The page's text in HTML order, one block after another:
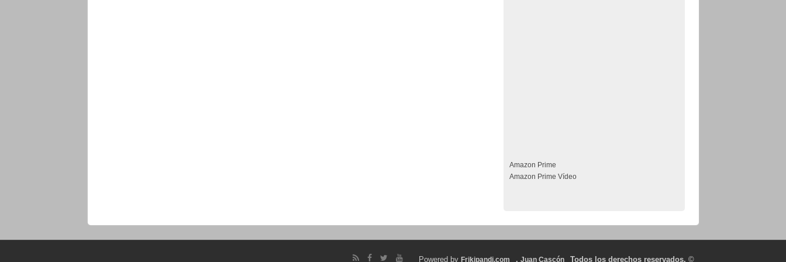
Amazon Prime
Amazon Prime Vídeo
Powered by Frikipandi.com . Juan Cascón Todos los derechos reservados. ©